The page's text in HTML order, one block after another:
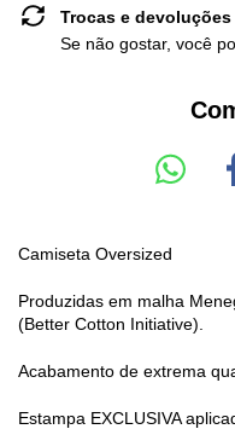
Trocas e devoluções
Se não gostar, você
Camiseta Oversized
Produzidas em malha
(Better Cotton Initiative).
Acabamento de extrema
Estampa EXCLUSIVA